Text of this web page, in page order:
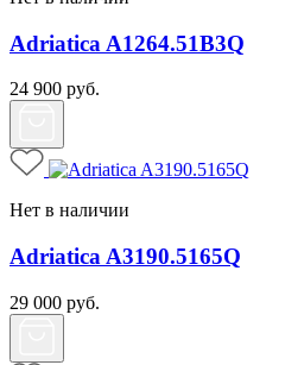
Adriatica A1264.51B3Q
24 900 руб.
Нет в наличии
Adriatica A3190.5165Q
29 000 руб.